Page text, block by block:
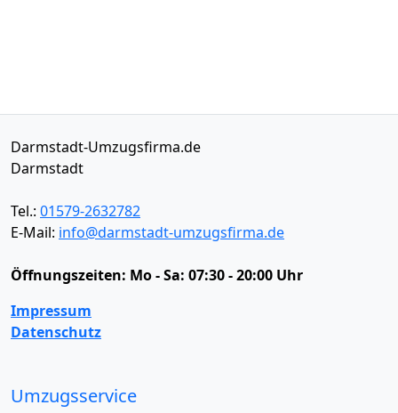
Darmstadt-Umzugsfirma.de
Darmstadt
Tel.: 01579-2632782
E-Mail: info@darmstadt-umzugsfirma.de
Öffnungszeiten: Mo - Sa: 07:30 - 20:00 Uhr
Impressum
Datenschutz
Umzugsservice